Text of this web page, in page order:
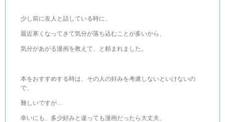
少し前に友人と話している時に、
最近寒くなってきて気分が落ち込むことが多いから、
気分があがる漫画を教えて、と頼まれました。
本をおすすめする時は、その人の好みを考慮しないといけないの
で、
難しいですが…
幸いにも、多少好みと違っても漫画だったら大丈夫、